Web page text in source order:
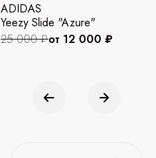
ADIDAS
Yeezy Slide "Azure"
25 000 ₽от 12 000 ₽